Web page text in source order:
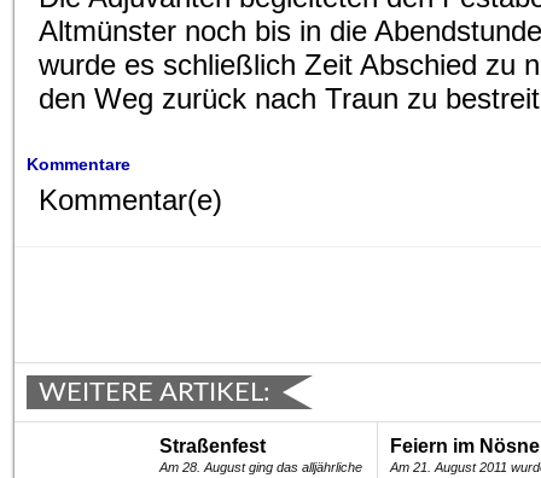
Altmünster noch bis in die
wurde es schließlich Zeit Abschied zu
den Weg zurück nach Traun zu
Kommentare
Kommentar(e)
WEITERE ARTIKEL:
Straßenfest
Am 28. August ging das alljährliche
Feiern im
Am 21. August 2011